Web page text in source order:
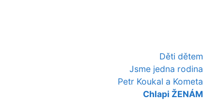
Děti dětem
Jsme jedna rodina
Petr Koukal a Kometa
Chlapi ŽENÁM